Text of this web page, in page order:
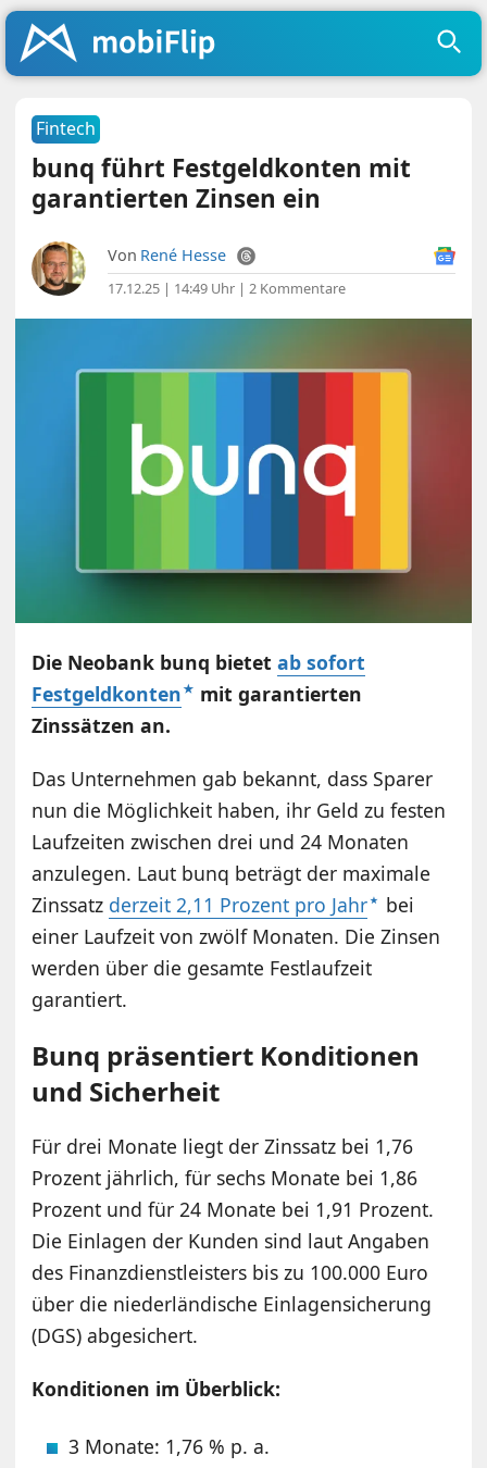
Fintech
bunq führt Festgeldkonten mit
garantierten Zinsen ein
Von René Hesse
17.12.25 | 14:49 Uhr |2 Kommentare
Die Neobank bunq bietetab sofort
Festgeldkonten
mit garantierten
Zinssätzen an.
Das Unternehmen gab bekannt, dass Sparer
nun die Möglichkeit haben, ihr Geld zu festen
Laufzeiten zwischen drei und 24 Monaten
anzulegen. Laut bunq beträgt der maximale
Zinssatz derzeit 2,11 Prozent pro Jahr
bei
einer Laufzeit von zwölf Monaten. Die Zinsen
werden über die gesamte Festlaufzeit
garantiert.
Bunq präsentiert Konditionen
und Sicherheit
Für drei Monate liegt der Zinssatz bei 1,76
Prozent jährlich, für sechs Monate bei 1,86
Prozent und für 24 Monate bei 1,91 Prozent.
Die Einlagen der Kunden sind laut Angaben
des Finanzdienstleisters bis zu 100.000 Euro
über die niederländische Einlagensicherung
(DGS) abgesichert.
Konditionen im Überblick:
3 Monate: 1,76 % p. a.